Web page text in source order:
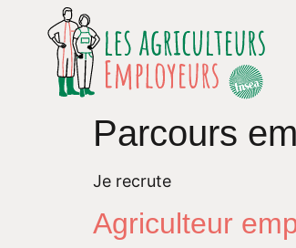
Parcours
Je recrute
Agriculteur